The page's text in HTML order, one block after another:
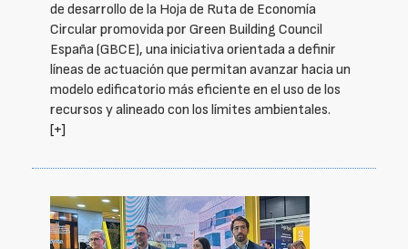
de desarrollo de la Hoja de Ruta de Economía
Circular promovida por Green Building Council
España (GBCE), una iniciativa orientada a definir
líneas de actuación que permitan avanzar hacia un
modelo edificatorio más eficiente en el uso de los
recursos y alineado con los límites ambientales.
[+]